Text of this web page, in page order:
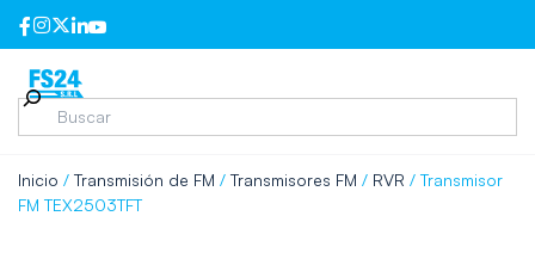
Inicio / Transmisión de FM / Transmisores FM / RVR / Transmisor
FM TEX2503TFT